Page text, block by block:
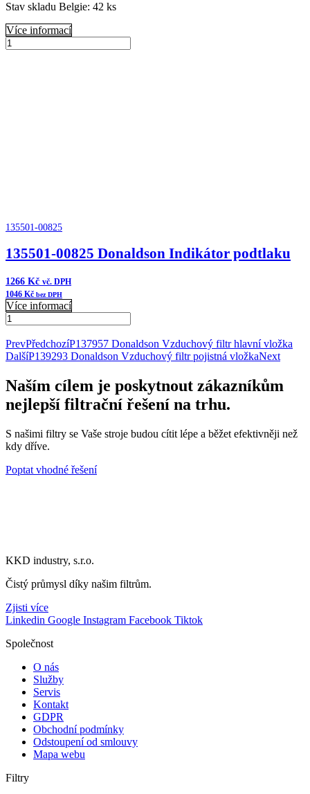
Stav skladu Belgie: 42 ks
Více informací
B045008
135501-00825
135501-00825 Donaldson Indikátor podtlaku
1266 Kč vč. DPH
1046 Kč bez DPH
Více informací
135501-
Donaldson
Indikátor
množství
PrevPředchozíP137957 Donaldson Vzduchový filtr hlavní vložka
DalšíP139293 Donaldson Vzduchový filtr pojistná vložkaNext
Naším cílem je poskytnout zákazníkům
nejlepší filtrační řešení na trhu.
S našimi filtry se Vaše stroje budou cítit lépe a běžet efektivněji než
kdy dříve.
Poptat vhodné řešení
KKD industry, s.r.o.
Čistý průmysl díky našim filtrům.
Zjisti více
Linkedin Google Instagram Facebook Tiktok
Společnost
O nás
Služby
Servis
Kontakt
GDPR
Obchodní podmínky
Odstoupení od smlouvy
Mapa webu
Filtry